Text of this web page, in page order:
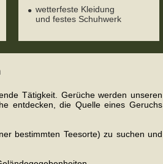
wetterfeste Kleidung
und festes Schuhwerk
Tätigkeit. Gerüche werden unseren
entdecken, die Quelle eines Geruchs
bestimmten Teesorte) zu suchen und